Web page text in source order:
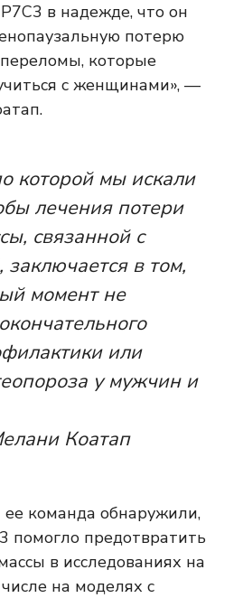
в надежде, что он
потерю
которые
с женщинами», —
которой мы искали
лечения потери
связанной с
в том,
момент не
или
у мужчин и
Коатап
команда обнаружили,
помогло предотвратить
в исследованиях на
на моделях с